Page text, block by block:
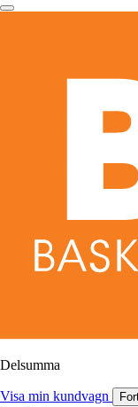
Delsumma
Visa min kundvagn